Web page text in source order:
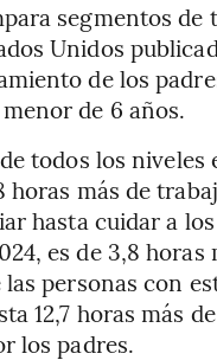
segmentos de
Unidos
de los
de 6 años.
todos los
horas más de
hasta cuidar a
es de 3,8
personas con
12,7 horas más
los padres.